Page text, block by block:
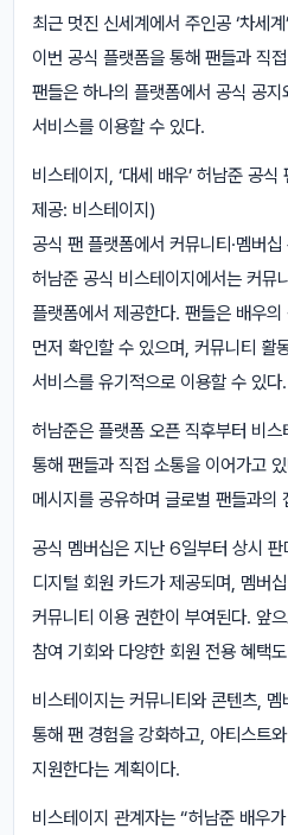
최근 멋진 신세계에서 주인공 ‘차세
이번 공식 플랫폼을 통해 팬들과 직
팬들은 하나의 플랫폼에서 공식 공
서비스를 이용할 수 있다.
비스테이지, ‘대세 배우’ 허남준 공
제공: 비스테이지)
공식 팬 플랫폼에서 커뮤니티·멤버십
허남준 공식 비스테이지에서는 커뮤
플랫폼에서 제공한다. 팬들은 배우
먼저 확인할 수 있으며, 커뮤니티 활
서비스를 유기적으로 이용할 수 있다.
허남준은 플랫폼 오픈 직후부터 비스
통해 팬들과 직접 소통을 이어가고
메시지를 공유하며 글로벌 팬들과의
공식 멤버십은 지난 6일부터 상시
디지털 회원 카드가 제공되며, 멤버
커뮤니티 이용 권한이 부여된다. 앞
참여 기회와 다양한 회원 전용 혜택
비스테이지는 커뮤니티와 콘텐츠,
통해 팬 경험을 강화하고, 아티스트
지원한다는 계획이다.
비스테이지 관계자는 “허남준 배우